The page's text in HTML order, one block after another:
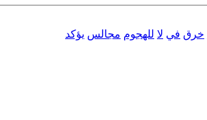
خرق في لا للهجوم مجالس يؤكد